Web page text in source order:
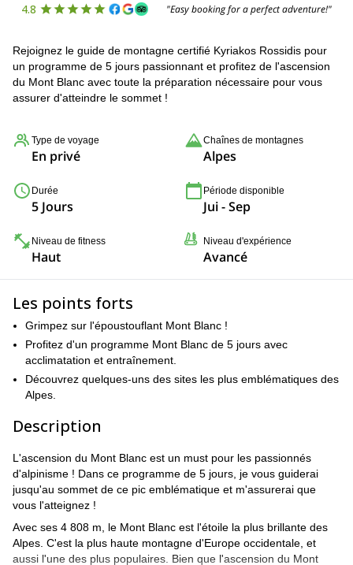
4.8 "Easy booking for a perfect adventure!"
Rejoignez le guide de montagne certifié Kyriakos Rossidis pour
un programme de 5 jours passionnant et profitez de l'ascension
du Mont Blanc avec toute la préparation nécessaire pour vous
assurer d'atteindre le sommet !
Type de voyage
En privé
Chaînes de montagnes
Alpes
Durée
5 Jours
Période disponible
Jui - Sep
Niveau de fitness
Haut
Niveau d'expérience
Avancé
Les points forts
Grimpez sur l'époustouflant Mont Blanc !
Profitez d'un programme Mont Blanc de 5 jours avec
acclimatation et entraînement.
Découvrez quelques-uns des sites les plus emblématiques des
Alpes.
Description
L'ascension du Mont Blanc est un must pour les passionnés
d'alpinisme ! Dans ce programme de 5 jours, je vous guiderai
jusqu'au sommet de ce pic emblématique et m'assurerai que
vous l'atteignez !
Avec ses 4 808 m, le Mont Blanc est l'étoile la plus brillante des
Alpes. C'est la plus haute montagne d'Europe occidentale, et
aussi l'une des plus populaires. Bien que l'ascension du Mont